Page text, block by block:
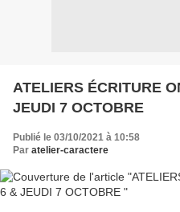
ATELIERS ÉCRITURE
JEUDI 7 OCTOBRE
Publié le 03/10/2021 à 10:58
Par atelier-caractere